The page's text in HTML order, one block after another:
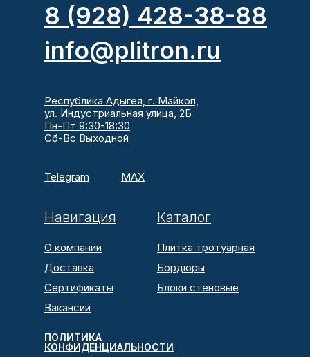
8 (928) 428-38-88
info@plitron.ru
Навигация Каталог
Республика Адыгея, г. Майкоп,
ул. Индустриальная улица, 2Б
Пн-Пт 9:30-18:30
Сб-Вс Выходной
Telegram
ПОЛИТИКА
КОНФИДЕНЦИАЛЬНОСТИ
MAX
О компании
Плитка тротуарная
Бордюры
Блоки стеновые
Доставка
Сертификаты
Вакансии